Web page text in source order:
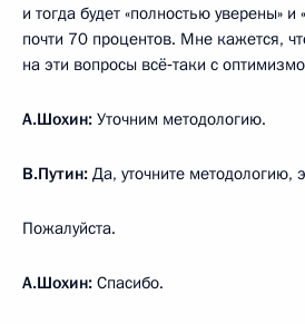
и тогда будет «полностью уверены»
почти 70 процентов. Мне кажется,
на эти вопросы всё‑таки с
А.Шохин: Уточним методологию.
В.Путин: Да, уточните методологию,
Пожалуйста.
А.Шохин: Спасибо.